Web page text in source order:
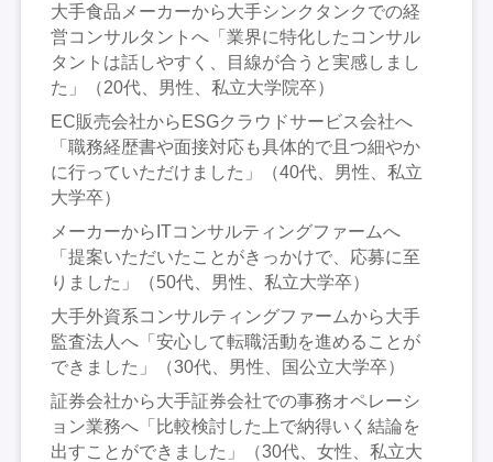
大手食品メーカーから大手シンクタンクでの経
営コンサルタントへ「業界に特化したコンサル
タントは話しやすく、目線が合うと実感しまし
た」（20代、男性、私立大学院卒）
EC販売会社からESGクラウドサービス会社へ
「職務経歴書や面接対応も具体的で且つ細やか
に行っていただけました」（40代、男性、私立
大学卒）
メーカーからITコンサルティングファームへ
「提案いただいたことがきっかけで、応募に至
りました」（50代、男性、私立大学卒）
大手外資系コンサルティングファームから大手
監査法人へ「安心して転職活動を進めることが
できました」（30代、男性、国公立大学卒）
証券会社から大手証券会社での事務オペレーシ
ョン業務へ「比較検討した上で納得いく結論を
出すことができました」（30代、女性、私立大